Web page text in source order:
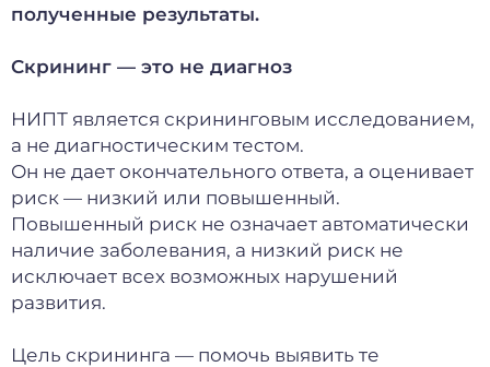
полученные результаты.
Скрининг — это не диагноз
НИПТ является скрининговым исследованием,
а не диагностическим тестом.
Он не дает окончательного ответа, а оценивает
риск — низкий или повышенный.
Повышенный риск не означает автоматически
наличие заболевания, а низкий риск не
исключает всех возможных нарушений
развития.
Цель скрининга — помочь выявить те